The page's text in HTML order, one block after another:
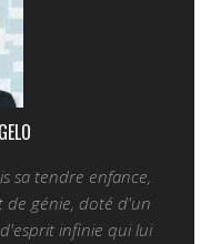
sa tendre enfance,
génie, doté d'un
infinie qui lui